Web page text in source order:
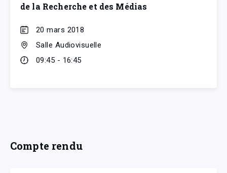
de la Recherche et des Médias
20 mars 2018
Salle Audiovisuelle
09:45 - 16:45
Compte rendu